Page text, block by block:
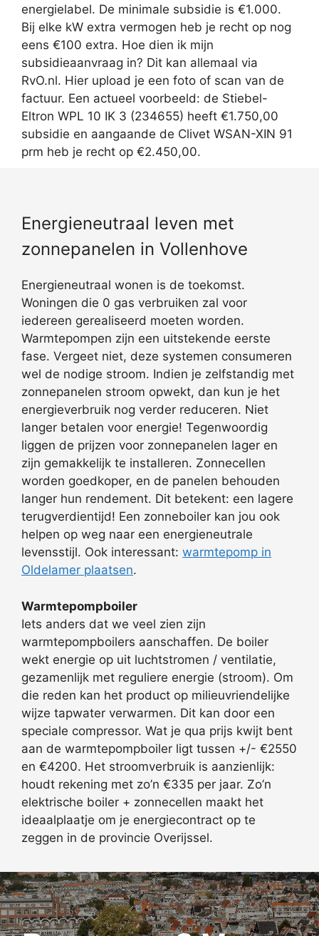
energielabel. De minimale subsidie is €1.000.
Bij elke kW extra vermogen heb je recht op nog
eens €100 extra. Hoe dien ik mijn
subsidieaanvraag in? Dit kan allemaal via
RvO.nl. Hier upload je een foto of scan van de
factuur. Een actueel voorbeeld: de Stiebel-
Eltron WPL 10 IK 3 (234655) heeft €1.750,00
subsidie en aangaande de Clivet WSAN-XIN 91
prm heb je recht op €2.450,00.
Energieneutraal leven met
zonnepanelen in Vollenhove
Energieneutraal wonen is de toekomst.
Woningen die 0 gas verbruiken zal voor
iedereen gerealiseerd moeten worden.
Warmtepompen zijn een uitstekende eerste
fase. Vergeet niet, deze systemen consumeren
wel de nodige stroom. Indien je zelfstandig met
zonnepanelen stroom opwekt, dan kun je het
energieverbruik nog verder reduceren. Niet
langer betalen voor energie! Tegenwoordig
liggen de prijzen voor zonnepanelen lager en
zijn gemakkelijk te installeren. Zonnecellen
worden goedkoper, en de panelen behouden
langer hun rendement. Dit betekent: een lagere
terugverdientijd! Een zonneboiler kan jou ook
helpen op weg naar een energieneutrale
levensstijl. Ook interessant: warmtepomp in
Oldelamer plaatsen.
Warmtepompboiler
Iets anders dat we veel zien zijn
warmtepompboilers aanschaffen. De boiler
wekt energie op uit luchtstromen / ventilatie,
gezamenlijk met reguliere energie (stroom). Om
die reden kan het product op milieuvriendelijke
wijze tapwater verwarmen. Dit kan door een
speciale compressor. Wat je qua prijs kwijt bent
aan de warmtepompboiler ligt tussen +/- €2550
en €4200. Het stroomverbruik is aanzienlijk:
houdt rekening met zo’n €335 per jaar. Zo’n
elektrische boiler + zonnecellen maakt het
ideaalplaatje om je energiecontract op te
zeggen in de provincie Overijssel.